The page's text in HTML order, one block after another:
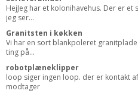
HejJeg har et kolonihavehus. Der er
jeg ser...
Granitsten i køkken
Vi har en sort blankpoleret
ting på...
robotplæneklipper
loop siger ingen loop. der er kontakt
modtager